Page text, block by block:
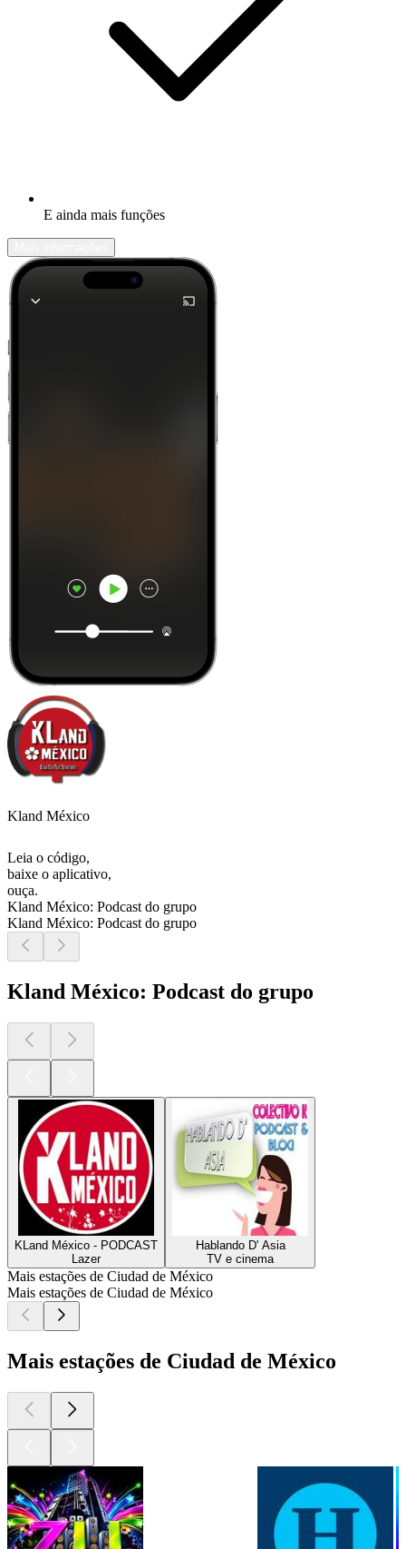
E ainda mais funções
Kland México
Leia o código,
baixe o aplicativo,
ouça.
Kland México: Podcast do grupo
Kland México: Podcast do grupo
Kland México: Podcast do grupo
KLand México - PODCAST
Lazer
Hablando D' Asia
TV e cinema
Mais estações de Ciudad de México
Mais estações de Ciudad de México
Mais estações de Ciudad de México